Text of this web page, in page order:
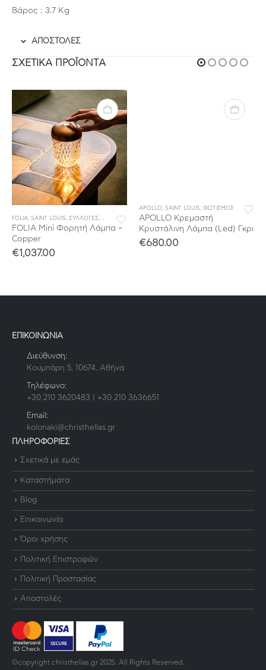
Βάρος : 3.7 Kg
ΑΠΟΣΤΟΛΕΣ
ΣΧΕΤΙΚΆ ΠΡΟΪΌΝΤΑ
FOLIA, SAINT LOUIS, ΣΥΛΛΟΓΕΣ, ΦΩΤΙΣΜΟΣ
FOLIA Mini Φορητή Λάμπα –
Copper
€1,037.00
APOLLO, SAINT LOUIS, ΦΩΤΙΣΜΟΣ
APOLLO Κρεμαστή
Κρυστάλινη Λάμπα (Led) Γκρι
€680.00
ΕΠΙΚΟΙΝΩΝΙΑ
Διεύθυνση:
Κουμπάρη 5, 10674, Αθήνα
Τηλέφωνο:
+30 210 3620483 | +30 210 3636651
Email:
kolonaki@christhellas.gr
ΠΛΗΡΟΦΟΡΙΕΣ
Σχετικά με εμάς
Καταστήματα
Blog
Επικοινωνία
Όροι χρήσης
Πολιτική Επιστροφών
Πολιτική Προστασίας
Αποστολές
©copyright christhellas.gr 2025. All Rights Reserved.